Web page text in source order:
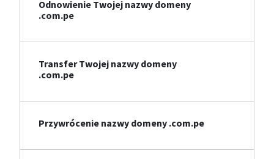
Odnowienie Twojej nazwy domeny
.com.pe
Transfer Twojej nazwy domeny
.com.pe
Przywrócenie nazwy domeny .com.pe